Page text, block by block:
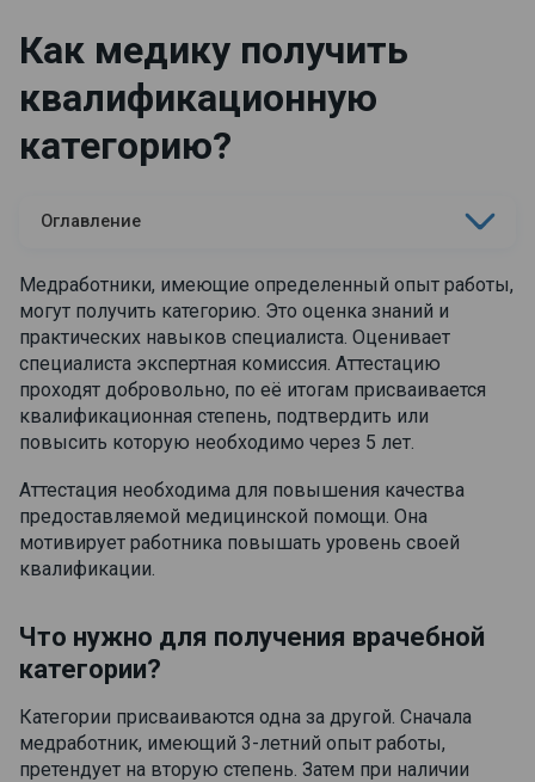
Как медику получить
квалификационную
категорию?
Оглавление
категории?
Как врачу аттестоваться на квалификационную
категорию?
Как проходит аттестационный экзамен?
Медработники, имеющие определенный опыт работы,
могут получить категорию. Это оценка знаний и
практических навыков специалиста. Оценивает
специалиста экспертная комиссия. Аттестацию
проходят добровольно, по её итогам присваивается
квалификационная степень, подтвердить или
повысить которую необходимо через 5 лет.
Аттестация необходима для повышения качества
предоставляемой медицинской помощи. Она
мотивирует работника повышать уровень своей
квалификации.
Что нужно для получения врачебной
категории?
Категории присваиваются одна за другой. Сначала
медработник, имеющий 3-летний опыт работы,
претендует на вторую степень. Затем при наличии